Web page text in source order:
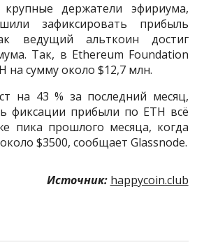
держатели эфириума,
зафиксировать прибыль
ведущий альткоин достиг
Так, в Ethereum Foundation
на сумму около $12,7 млн.
на 43 % за последний месяц,
фиксации прибыли по ETH всё
пика прошлого месяца, когда
$3500, сообщает Glassnode.
Источник: happycoin.club